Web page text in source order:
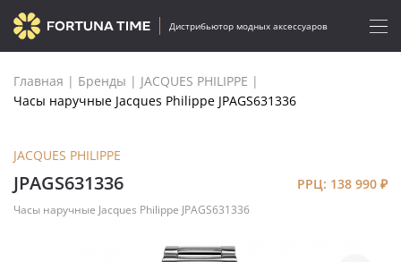
Дистрибьютор модных аксессуаров
Главная | Бренды | JACQUES PHILIPPE |
Часы наручные Jacques Philippe JPAGS631336
JACQUES PHILIPPE
JPAGS631336 РРЦ: 138 990 ₽
Часы наручные Jacques Philippe JPAGS631336